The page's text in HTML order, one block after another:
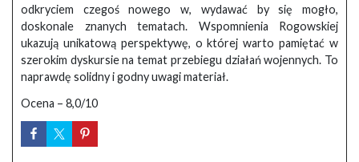
odkryciem czegoś nowego w, wydawać by się mogło,
doskonale znanych tematach. Wspomnienia Rogowskiej
ukazują unikatową perspektywę, o której warto pamiętać w
szerokim dyskursie na temat przebiegu działań wojennych. To
naprawdę solidny i godny uwagi materiał.
Ocena – 8,0/10